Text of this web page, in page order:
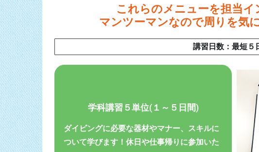
これらのメニューを担当イ
マンツーマンなので周りを気
講習日数：最短５
学科講習５単位(１～５日間)
ダイビングに必要な器材やマナー、スキルに
ついて学びます！ 休日や仕事帰りに参加いた